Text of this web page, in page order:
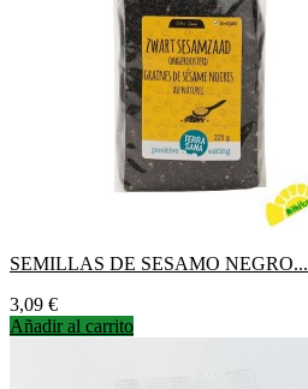
SEMILLAS DE SESAMO NEGRO...
Precio
3,09 €
Añadir al carrito